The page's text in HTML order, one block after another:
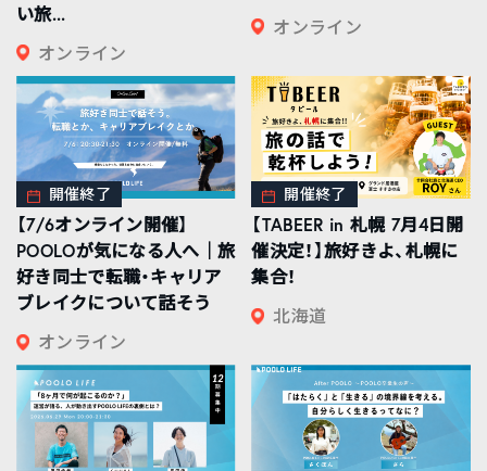
い旅...
オンライン
オンライン
開催終了
【7/6オンライン開催】
POOLOが気になる人へ｜旅
好き同士で転職・キャリア
ブレイクについて話そう
オンライン
開催終了
【TABEER in 札幌 7月4日開
催決定！】旅好きよ、札幌に
集合！
北海道